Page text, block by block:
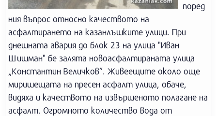
поред
ния въпрос относно качеството на
асфалтирането на казанлъшките улици. При
днешната авария до блок 23 на улица "Иван
Шишман" бе залята новоасфалтираната улица
„Константин Величков”. Живеещите около още
миришещата на пресен асфалт улица, обаче,
видяха и качеството на извършеното полагане на
асфалт. Огромното количество вода от